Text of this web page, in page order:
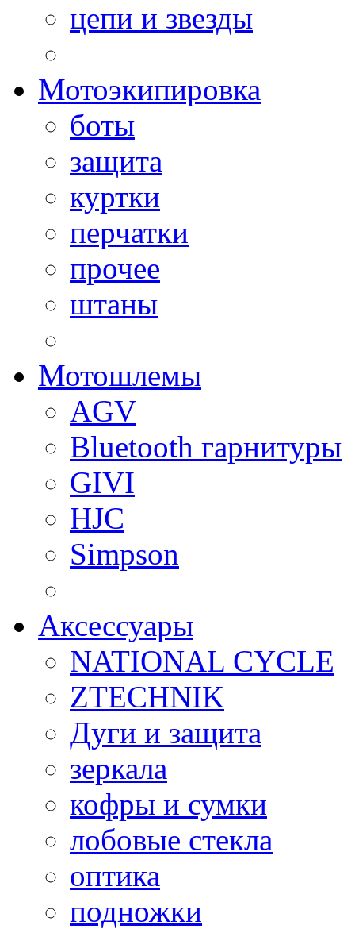
цепи и звезды
Мотоэкипировка
боты
защита
куртки
перчатки
прочее
штаны
Мотошлемы
AGV
Bluetooth гарнитуры
GIVI
HJC
Simpson
Аксессуары
NATIONAL CYCLE
ZTECHNIK
Дуги и защита
зеркала
кофры и сумки
лобовые стекла
оптика
подножки